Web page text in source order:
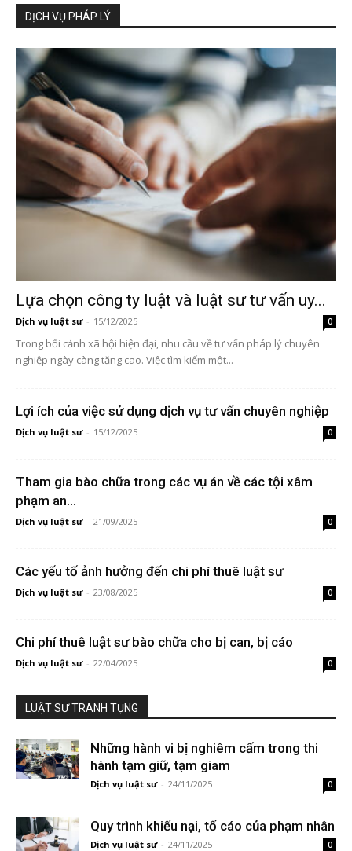
DỊCH VỤ PHÁP LÝ
Lựa chọn công ty luật và luật sư tư vấn uy...
Dịch vụ luật sư - 15/12/2025 0
Trong bối cảnh xã hội hiện đại, nhu cầu về tư vấn pháp lý chuyên
nghiệp ngày càng tăng cao. Việc tìm kiếm một...
Lợi ích của việc sử dụng dịch vụ tư vấn chuyên nghiệp
Dịch vụ luật sư - 15/12/2025 0
Tham gia bào chữa trong các vụ án về các tội xâm
phạm an...
Dịch vụ luật sư - 21/09/2025 0
Các yếu tố ảnh hưởng đến chi phí thuê luật sư
Dịch vụ luật sư - 23/08/2025 0
Chi phí thuê luật sư bào chữa cho bị can, bị cáo
Dịch vụ luật sư - 22/04/2025 0
LUẬT SƯ TRANH TỤNG
Những hành vi bị nghiêm cấm trong thi
hành tạm giữ, tạm giam
Dịch vụ luật sư - 24/11/2025 0
Quy trình khiếu nại, tố cáo của phạm nhân
Dịch vụ luật sư - 24/11/2025 0